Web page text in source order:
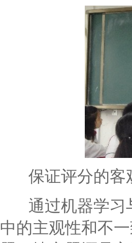
保证评分的客
通过机器学习
中的主观性和不